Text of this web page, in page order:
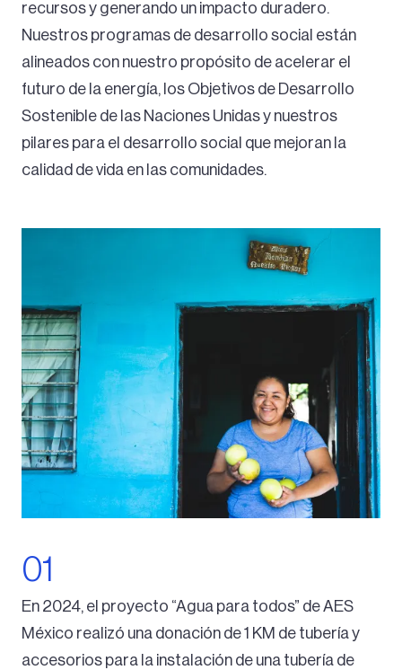
recursos y generando un impacto duradero.
Nuestros programas de desarrollo social están
alineados con nuestro propósito de acelerar el
futuro de la energía, los Objetivos de Desarrollo
Sostenible de las Naciones Unidas y nuestros
pilares para el desarrollo social que mejoran la
calidad de vida en las comunidades.
En 2024, el proyecto “Agua para todos” de AES
México realizó una donación de 1 KM de tubería y
accesorios para la instalación de una tubería de